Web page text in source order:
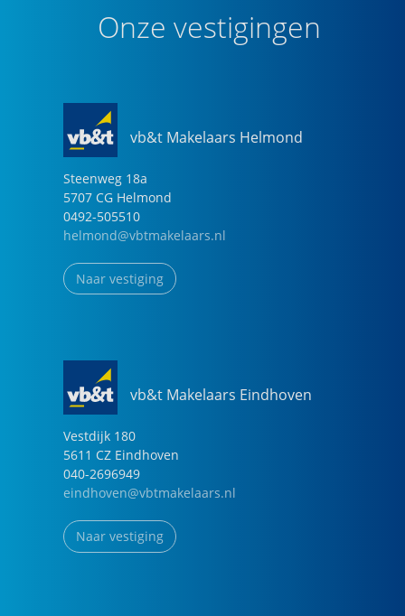
Onze vestigingen
vb&t Makelaars Helmond
Steenweg 18a
5707 CG Helmond
0492-505510
helmond@vbtmakelaars.nl
Naar vestiging
vb&t Makelaars Eindhoven
Vestdijk 180
5611 CZ Eindhoven
040-2696949
eindhoven@vbtmakelaars.nl
Naar vestiging